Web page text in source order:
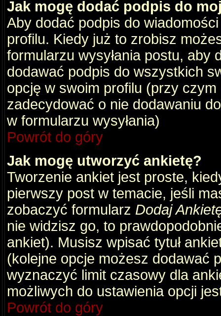
Jak mogę dodać podpis do
Aby dodać podpis do
profilu. Kiedy już to zrobisz
formularzu wysyłania postu,
dodawać podpis do wszystkich
opcję w swoim profilu (przy
zadecydować o nie dodawaniu
w formularzu wysyłania)
Powrót do góry
Jak mogę utworzyć ankietę?
Tworzenie ankiet jest proste,
pierwszy post w temacie, jeśli
zobaczyć formularz Dodaj
nie widzisz go, to
ankiet). Musisz wpisać tytuł
(kolejne opcje możesz dodawać
wyznaczyć limit czasowy dla
możliwych do ustawienia opcji
Powrót do góry